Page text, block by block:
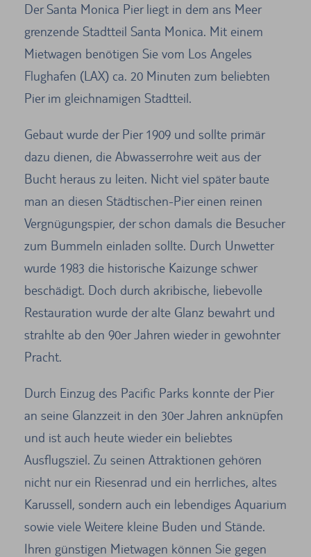
Der Santa Monica Pier liegt in dem ans Meer
grenzende Stadtteil Santa Monica. Mit einem
Mietwagen benötigen Sie vom Los Angeles
Flughafen (LAX) ca. 20 Minuten zum beliebten
Pier im gleichnamigen Stadtteil.
Gebaut wurde der Pier 1909 und sollte primär
dazu dienen, die Abwasserrohre weit aus der
Bucht heraus zu leiten. Nicht viel später baute
man an diesen Städtischen-Pier einen reinen
Vergnügungspier, der schon damals die Besucher
zum Bummeln einladen sollte. Durch Unwetter
wurde 1983 die historische Kaizunge schwer
beschädigt. Doch durch akribische, liebevolle
Restauration wurde der alte Glanz bewahrt und
strahlte ab den 90er Jahren wieder in gewohnter
Pracht.
Durch Einzug des Pacific Parks konnte der Pier
an seine Glanzzeit in den 30er Jahren anknüpfen
und ist auch heute wieder ein beliebtes
Ausflugsziel. Zu seinen Attraktionen gehören
nicht nur ein Riesenrad und ein herrliches, altes
Karussell, sondern auch ein lebendiges Aquarium
sowie viele Weitere kleine Buden und Stände.
Ihren günstigen Mietwagen können Sie gegen